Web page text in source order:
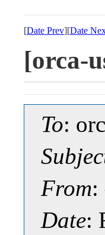
[Date Prev][Date
[orca-
To:
From
Date: